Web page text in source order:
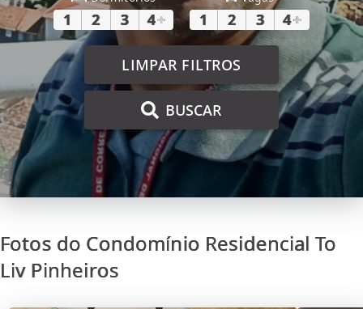
1 2 3 4+ 1 2 3 4+
LIMPAR FILTROS
BUSCAR
Fotos do Condomínio Residencial To
Liv Pinheiros